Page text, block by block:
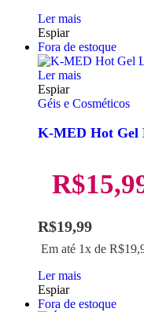
Ler mais
Espiar
Fora de estoque
Ler mais
Espiar
Géis e Cosméticos
K-MED Hot Gel
R$19,99
Em até 1x de R$
R$
Ler mais
Espiar
Fora de estoque